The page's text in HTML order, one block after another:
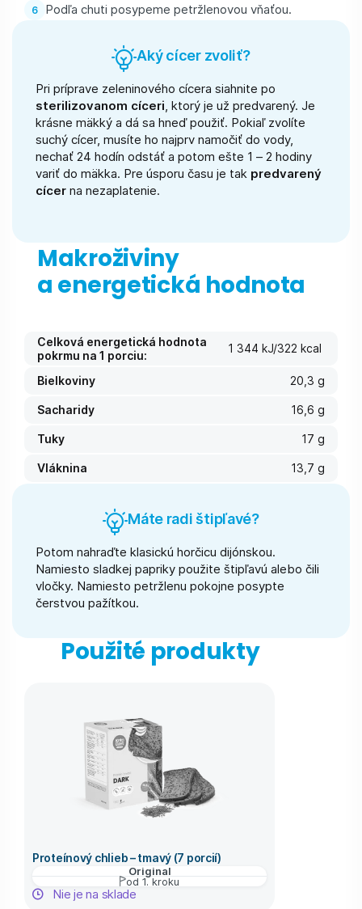
Podľa chuti posypeme petržlenovou vňaťou.
Aký cícer zvoliť?
Pri príprave zeleninového cícera siahnite po
sterilizovanom cíceri , ktorý je už predvarený. Je
krásne mäkký a dá sa hneď použiť. Pokiaľ zvolíte
suchý cícer, musíte ho najprv namočiť do vody,
nechať 24 hodín odstáť a potom ešte 1 – 2 hodiny
variť do mäkka. Pre úsporu času je tak predvarený
cícer na nezaplatenie.
Makroživiny
a energetická hodnota
Celková energetická hodnota
pokrmu na 1 porciu:
1 344 kJ/322 kcal
Bielkoviny
20,3 g
Sacharidy
16,6 g
Tuky
17 g
Vláknina
13,7 g
Máte radi štipľavé?
Potom nahraďte klasickú horčicu dijónskou.
Namiesto sladkej papriky použite štipľavú alebo čili
vločky. Namiesto petržlenu pokojne posypte
čerstvou pažítkou.
Použité produkty
Proteínový chlieb – tmavý (7 porcií)
Original
od 1. kroku
Nie je na sklade